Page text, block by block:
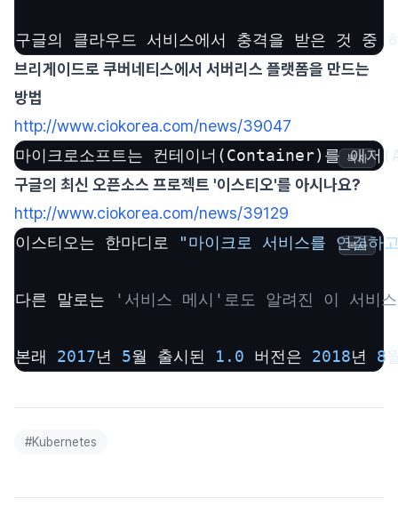
구글의 클라우드 서비스에서 충격을 받은 것 중
브리게이드로 쿠버네티스에서 서버리스 플랫폼을 만드는
방법
http://www.ciokorea.com/news/39047
마이크로소프트는 컨테이너(Container)를 애
복사
구글의 최신 오픈소스 프로젝트 '이스티오'를 아시나요?
http://www.ciokorea.com/news/39129
이스티오는 한마디로
"마이크로 서비스를 연결
다른 말로는 '서비스 메시'로도 알려진 이 서비
본래 2017년 5월 출시된 1.0 버전은 2018년 8
복사
#Kubernetes